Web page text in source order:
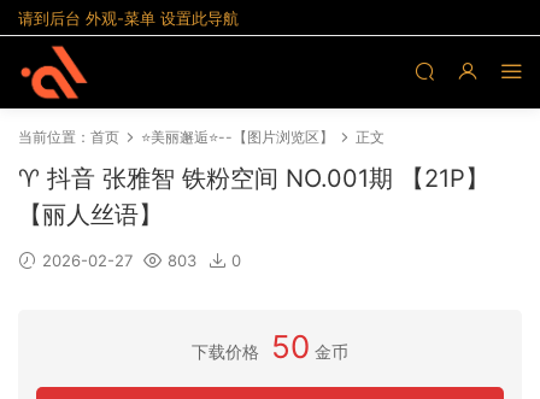
请到后台 外观-菜单 设置此导航
当前位置： 首页 ⭐美丽邂逅⭐--【图片浏览区】 正文
♈ 抖音 张雅智 铁粉空间 NO.001期 【21P】
【丽人丝语】
2026-02-27 803 0
下载价格 50 金币